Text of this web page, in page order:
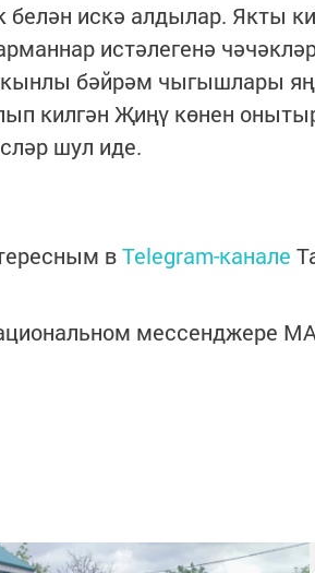
искә алдылар. Якты
истәлегенә
бәйрәм чыгышлары
килгән Җиңү көнен
шул иде.
вTelegram-канале
мессенджере